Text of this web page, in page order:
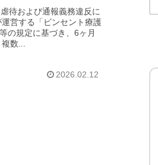
待および通報義務違反に
営する「ビンセント療護
の規定に基づき、6ヶ月
数...
2026.02.12